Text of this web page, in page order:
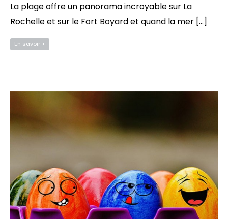
La plage offre un panorama incroyable sur La
Rochelle et sur le Fort Boyard et quand la mer […]
En savoir +